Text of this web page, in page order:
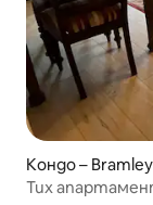
Кондо – Bramley
Тих